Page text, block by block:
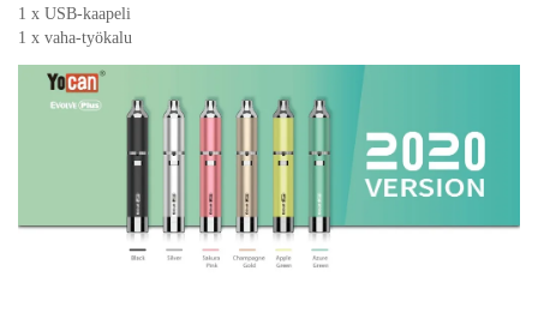
1 x USB-kaapeli
1 x vaha-työkalu